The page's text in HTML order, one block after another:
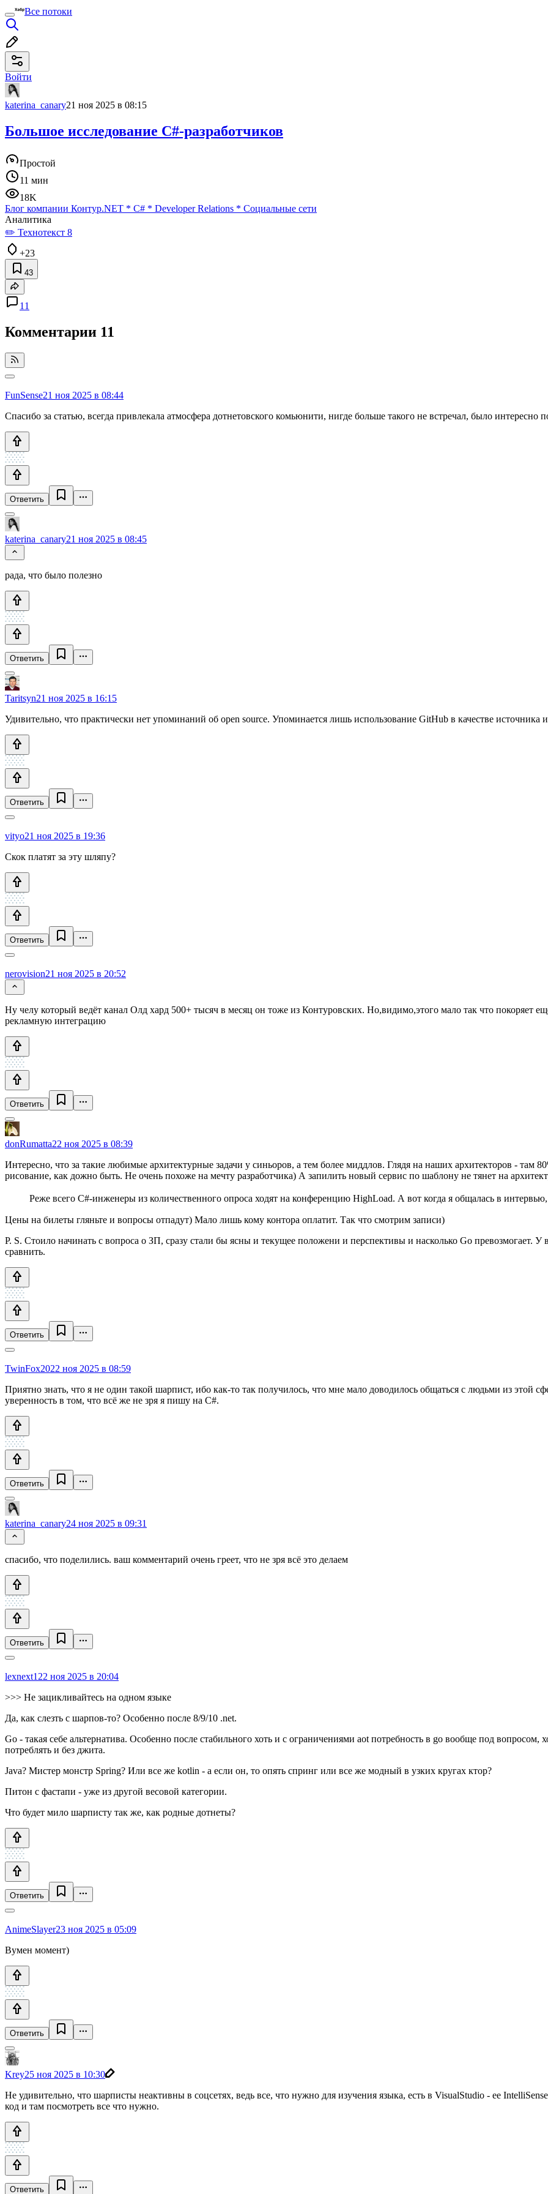
Все потоки
Войти
katerina_canary21 ноя 2025 в 08:15
Большое исследование C#-разработчиков
Простой
11 мин
18K
Блог компании Контур.NET * C# * Developer Relations * Социальные сети
Аналитика
✏️ Технотекст 8
+23
43
11
Комментарии 11
FunSense21 ноя 2025 в 08:44
Спасибо за статью, всегда привлекала атмосфера дотнетовского комьюнити, нигде больше такого не встречал, было интересно
Ответить
katerina_canary21 ноя 2025 в 08:45
рада, что было полезно
Ответить
Taritsyn21 ноя 2025 в 16:15
Удивительно, что практически нет упоминаний об open source. Упоминается лишь использование GitHub в качестве источника
Ответить
vityo21 ноя 2025 в 19:36
Скок платят за эту шляпу?
Ответить
nerovision21 ноя 2025 в 20:52
Ну челу который ведёт канал Олд хард 500+ тысяч в месяц он тоже из Контуровских. Но,видимо,этого мало так что
рекламную интеграцию
Ответить
donRumatta22 ноя 2025 в 08:39
Интересно, что за такие любимые архитектурные задачи у синьоров, а тем более миддлов. Глядя на наших архитекторов - там
рисование, как дожно быть. Не очень похоже на мечту разработчика) А запилить новый сервис по шаблону не тянет на
Реже всего C#-инженеры из количественного опроса ходят на конференцию HighLoad. А вот когда я общалась в
Цены на билеты гляньте и вопросы отпадут) Мало лишь кому контора оплатит. Так что смотрим записи)
P. S. Стоило начинать с вопроса о ЗП, сразу стали бы ясны и текущее положени и перспективы и насколько Go превозмогает.
сравнить.
Ответить
TwinFox2022 ноя 2025 в 08:59
Приятно знать, что я не один такой шарпист, ибо как-то так получилось, что мне мало доводилось общаться с людьми из этой
уверенность в том, что всё же не зря я пишу на C#.
Ответить
katerina_canary24 ноя 2025 в 09:31
спасибо, что поделились. ваш комментарий очень греет, что не зря всё это делаем
Ответить
lexnext1 22 ноя 2025 в 20:04
>>> Не зацикливайтесь на одном языке
Да, как слезть с шарпов-то? Особенно после 8/9/10 .net.
Go - такая себе альтернатива. Особенно после стабильного хоть и с ограничениями aot потребность в go вообще под
потреблять и без джита.
Java? Мистер монстр Spring? Или все же kotlin - а если он, то опять спринг или все же модный в узких кругах ктор?
Питон с фастапи - уже из другой весовой категории.
Что будет мило шарписту так же, как родные дотнеты?
Ответить
AnimeSlayer23 ноя 2025 в 05:09
Вумен момент)
Ответить
Krey25 ноя 2025 в 10:30
Не удивительно, что шарписты неактивны в соцсетях, ведь все, что нужно для изучения языка, есть в VisualStudio - ее
код и там посмотреть все что нужно.
Ответить